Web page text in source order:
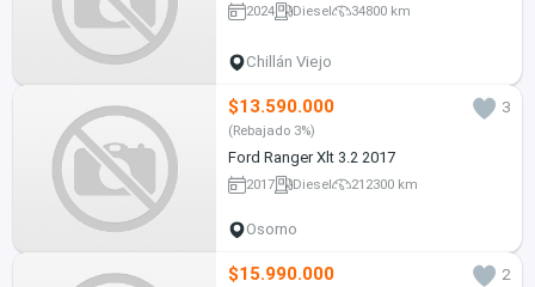
2024 Diesel 34800 km
Chillán Viejo
$13.590.000 3
(Rebajado 3%)
Ford Ranger Xlt 3.2 2017
2017 Diesel 212300 km
Osorno
$15.990.000
2